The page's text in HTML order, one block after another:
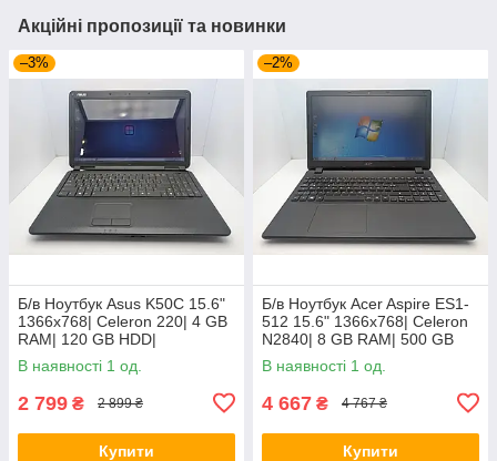
Акційні пропозиції та новинки
–3%
Б/в Ноутбук Asus K50C 15.6"
1366x768| Celeron 220| 4 GB
RAM| 120 GB HDD|
В наявності 1 од.
2 799 ₴ 2 899 ₴
Купити
–2%
Б/в Ноутбук Acer Aspire ES1-
512 15.6" 1366x768| Celeron
N2840| 8 GB RAM| 500 GB
HDD| HD
В наявності 1 од.
4 667 ₴ 4 767 ₴
Купити